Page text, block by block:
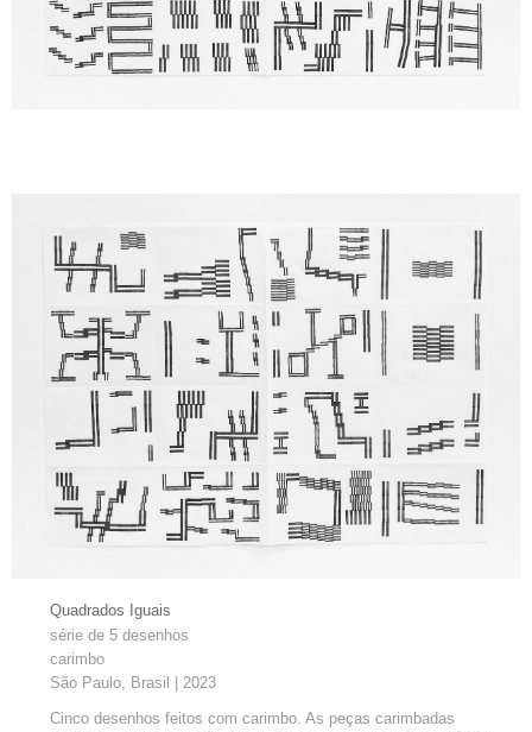
Quadrados Iguais
série de 5 desenhos
carimbo
São Paulo, Brasil | 2023
Cinco desenhos feitos com carimbo. As peças carimbadas